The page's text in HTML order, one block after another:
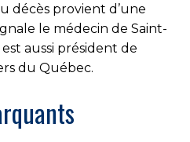
décès provient d’une
le médecin de Saint-
aussi président de
du Québec.